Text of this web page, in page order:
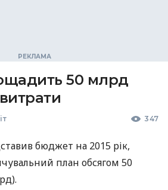
50 млрд
347
бюджет на 2015 рік,
план обсягом 50